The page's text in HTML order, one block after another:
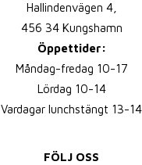
Hallindenvägen 4,
456 34 Kungshamn
Öppettider:
Måndag-fredag 10-17
Lördag 10-14
Vardagar lunchstängt 13-14
FÖLJ OSS